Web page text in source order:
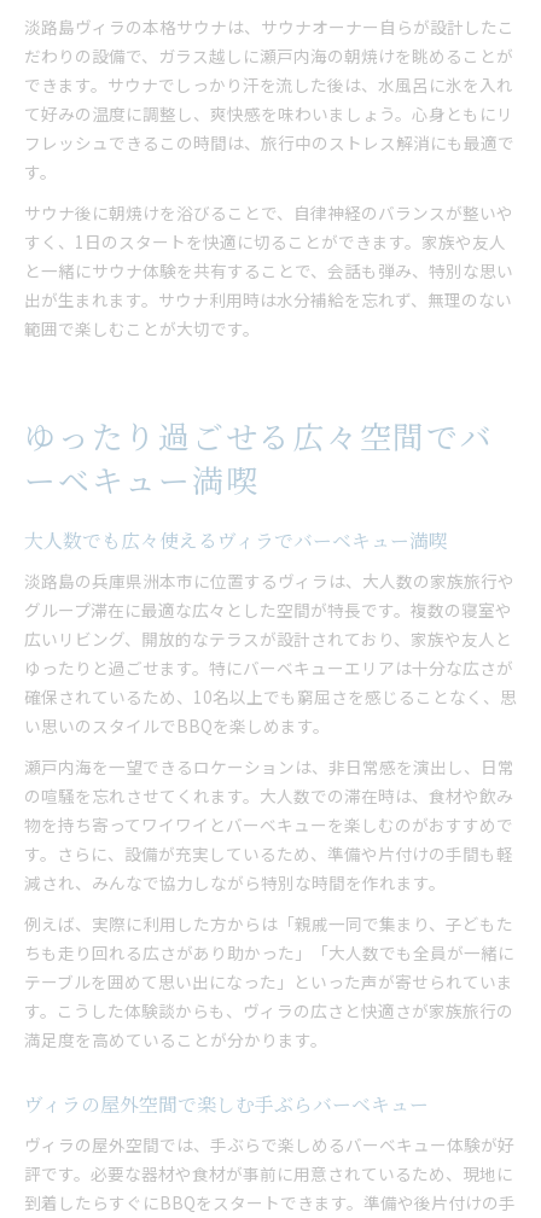
淡路島ヴィラの本格サウナは、サウナオーナー自らが設計したこ
だわりの設備で、ガラス越しに瀬戸内海の朝焼けを眺めることが
できます。サウナでしっかり汗を流した後は、水風呂に氷を入れ
て好みの温度に調整し、爽快感を味わいましょう。心身ともにリ
フレッシュできるこの時間は、旅行中のストレス解消にも最適で
す。
サウナ後に朝焼けを浴びることで、自律神経のバランスが整いや
すく、1日のスタートを快適に切ることができます。家族や友人
と一緒にサウナ体験を共有することで、会話も弾み、特別な思い
出が生まれます。サウナ利用時は水分補給を忘れず、無理のない
範囲で楽しむことが大切です。
ゆったり過ごせる広々空間でバ
ーベキュー満喫
大人数でも広々使えるヴィラでバーベキュー満喫
淡路島の兵庫県洲本市に位置するヴィラは、大人数の家族旅行や
グループ滞在に最適な広々とした空間が特長です。複数の寝室や
広いリビング、開放的なテラスが設計されており、家族や友人と
ゆったりと過ごせます。特にバーベキューエリアは十分な広さが
確保されているため、10名以上でも窮屈さを感じることなく、思
い思いのスタイルでBBQを楽しめます。
瀬戸内海を一望できるロケーションは、非日常感を演出し、日常
の喧騒を忘れさせてくれます。大人数での滞在時は、食材や飲み
物を持ち寄ってワイワイとバーベキューを楽しむのがおすすめで
す。さらに、設備が充実しているため、準備や片付けの手間も軽
減され、みんなで協力しながら特別な時間を作れます。
例えば、実際に利用した方からは「親戚一同で集まり、子どもた
ちも走り回れる広さがあり助かった」「大人数でも全員が一緒に
テーブルを囲めて思い出になった」といった声が寄せられていま
す。こうした体験談からも、ヴィラの広さと快適さが家族旅行の
満足度を高めていることが分かります。
ヴィラの屋外空間で楽しむ手ぶらバーベキュー
ヴィラの屋外空間では、手ぶらで楽しめるバーベキュー体験が好
評です。必要な器材や食材が事前に用意されているため、現地に
到着したらすぐにBBQをスタートできます。準備や後片付けの手